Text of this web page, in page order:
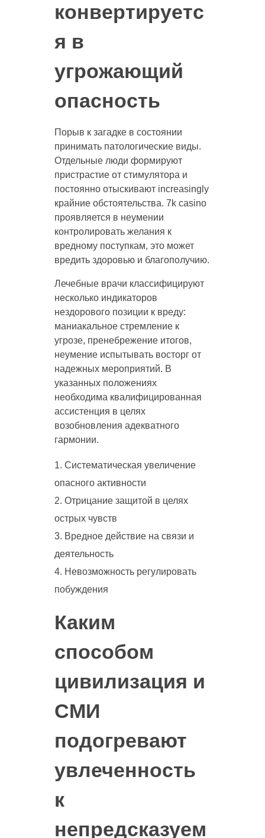
конвертируетс
я в
угрожающий
опасность
Порыв к загадке в состоянии
принимать патологические виды.
Отдельные люди формируют
пристрастие от стимулятора и
постоянно отыскивают increasingly
крайние обстоятельства. 7k casino
проявляется в неумении
контролировать желания к
вредному поступкам, это может
вредить здоровью и благополучию.
Лечебные врачи классифицируют
несколько индикаторов
нездорового позиции к вреду:
маниакальное стремление к
угрозе, пренебрежение итогов,
неумение испытывать восторг от
надежных мероприятий. В
указанных положениях
необходима квалифицированная
ассистенция в целях
возобновления адекватного
гармонии.
Систематическая увеличение
опасного активности
Отрицание защитой в целях
острых чувств
Вредное действие на связи и
деятельность
Невозможность регулировать
побуждения
Каким
способом
цивилизация и
СМИ
подогревают
увлеченность
к
непредсказуем